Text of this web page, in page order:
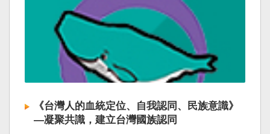
《台灣人的血統定位、自我認同、民族意識》
—凝聚共識，建立台灣國族認同